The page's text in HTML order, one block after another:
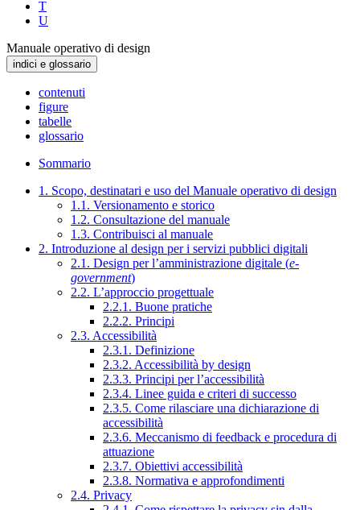
T
U
Manuale operativo di design
indici e glossario
contenuti
figure
tabelle
glossario
Sommario
1. Scopo, destinatari e uso del Manuale operativo di design
1.1. Versionamento e storico
1.2. Consultazione del manuale
1.3. Contribuisci al manuale
2. Introduzione al design per i servizi pubblici digitali
2.1. Design per l’amministrazione digitale (e-
government)
2.2. L’approccio progettuale
2.2.1. Buone pratiche
2.2.2. Principi
2.3. Accessibilità
2.3.1. Definizione
2.3.2. Accessibilità by design
2.3.3. Principi per l’accessibilità
2.3.4. Linee guida e criteri di successo
2.3.5. Come rilasciare una dichiarazione di
accessibilità
2.3.6. Meccanismo di feedback e procedura di
attuazione
2.3.7. Obiettivi accessibilità
2.3.8. Normativa e approfondimenti
2.4. Privacy